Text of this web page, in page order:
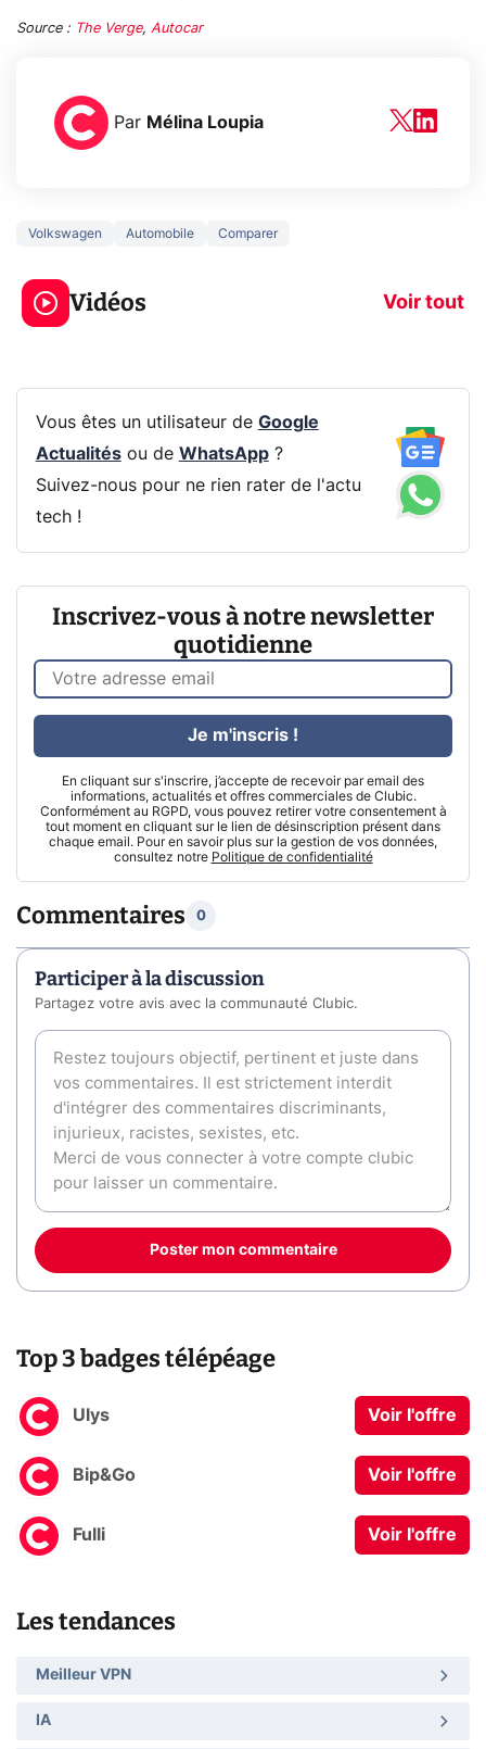
Source : The Verge, Autocar
Par Mélina Loupia
Volkswagen Automobile Comparer
Vidéos Voir tout
3 écrans en 1 pour
319€ ? Voici L'AOC
CQ32G4ZA !
prochaine
Vous êtes un utilisateur de Google
Actualitésou de WhatsApp?
Suivez-nous pour ne rien rater de l'actu
tech !
Inscrivez-vous à notre newsletter
quotidienne
En cliquant sur s'inscrire, j’accepte de recevoir par email des
informations, actualités et offres commerciales de Clubic.
Conformément au RGPD, vous pouvez retirer votre consentement à
tout moment en cliquant sur le lien de désinscription présent dans
chaque email. Pour en savoir plus sur la gestion de vos données,
consultez notre Politique de confidentialité
Je m'inscris !
Commentaires 0
Participer à la discussion
Partagez votre avis avec la communauté Clubic.
Poster mon commentaire
Top 3 badges télépéage
Ulys Voir l'offre
Bip&Go Voir l'offre
Fulli Voir l'offre
Les tendances
Meilleur VPN
IA